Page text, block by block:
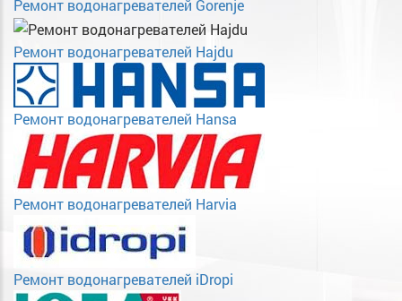
Ремонт водонагревателей Gorenje
Ремонт водонагревателей Hajdu
Ремонт водонагревателей Hansa
Ремонт водонагревателей Harvia
Ремонт водонагревателей iDropi